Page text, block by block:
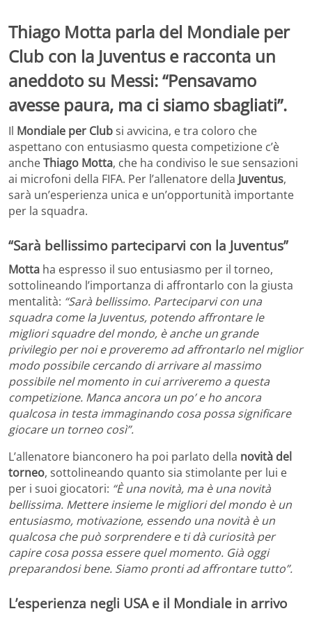
Thiago Motta parla del Mondiale per
Club con la Juventus e racconta un
aneddoto su Messi: “Pensavamo
avesse paura, ma ci siamo sbagliati”.
Il Mondiale per Clubsi avvicina, e tra coloro che
aspettano con entusiasmo questa competizione c’è
ancheThiago Motta, che ha condiviso le sue sensazioni
ai microfoni della FIFA. Per l’allenatore della Juventus,
sarà un’esperienza unica e un’opportunità importante
per la squadra.
“Sarà bellissimo parteciparvi con la Juventus”
Motta ha espresso il suo entusiasmo per il torneo,
sottolineando l’importanza di affrontarlo con la giusta
mentalità: “Sarà bellissimo. Parteciparvi con una
squadra come la Juventus, potendo affrontare le
migliori squadre del mondo, è anche un grande
privilegio per noi e proveremo ad affrontarlo nel miglior
modo possibile cercando di arrivare al massimo
possibile nel momento in cui arriveremo a questa
competizione. Manca ancora un po’ e ho ancora
qualcosa in testa immaginando cosa possa significare
giocare un torneo così”.
L’allenatore bianconero ha poi parlato della novità del
torneo, sottolineando quanto sia stimolante per lui e
per i suoi giocatori: “È una novità, ma è una novità
bellissima. Mettere insieme le migliori del mondo è un
entusiasmo, motivazione, essendo una novità è un
qualcosa che può sorprendere e ti dà curiosità per
capire cosa possa essere quel momento. Già oggi
preparandosi bene. Siamo pronti ad affrontare tutto”.
L’esperienza negli USA e il Mondiale in arrivo